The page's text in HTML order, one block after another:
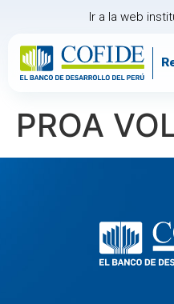
Ir a la web
PROA